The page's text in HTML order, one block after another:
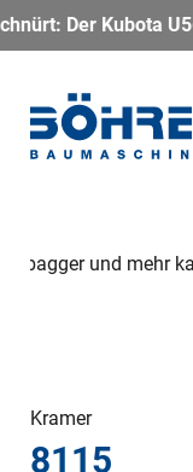
Kubota U56-5
und mehr
Kramer
8115